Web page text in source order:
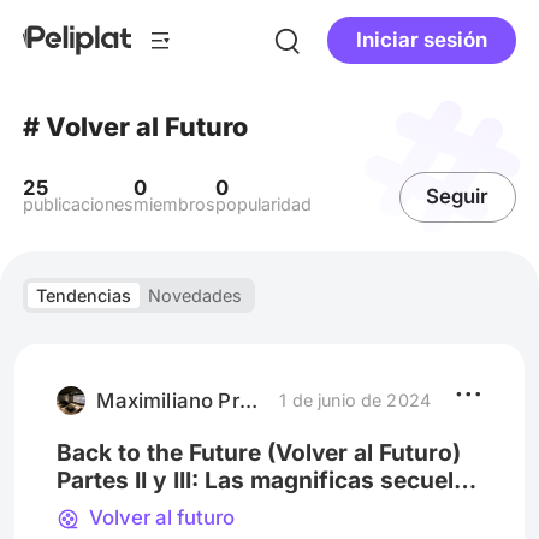
Iniciar sesión
# Volver al Futuro
25
publicaciones
0
miembros
0
popularidad Seguir
Tendencias Novedades
Maximiliano Procopio 1 de junio de 2024
Back to the Future (Volver al Futuro)
Partes II y III: Las magnificas secuelas
de un clasico inagotable
Volver al futuro